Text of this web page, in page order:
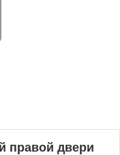
правой двери